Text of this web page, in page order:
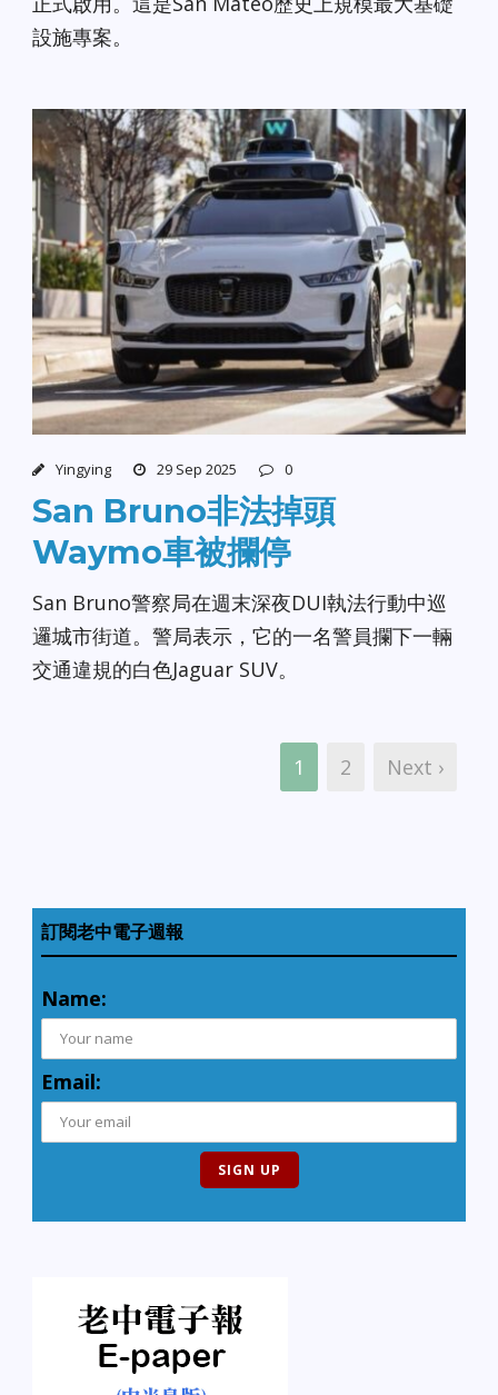
設施專案。
Yingying 29 Sep 2025 0
San Bruno非法掉頭
Waymo車被攔停
San Bruno警察局在週末深夜DUI執法行動中巡
邏城市街道。警局表示，它的一名警員攔下一輛
交通違規的白色Jaguar SUV。
1 2 Next ›
訂閱老中電子週報
Name:
Email: